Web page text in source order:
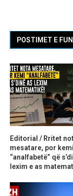
POSTIMET E
Editorial / Rritet
mesatare, por kemi
“analfabetë” që
lexim e as